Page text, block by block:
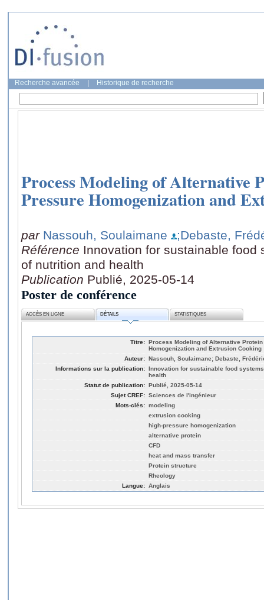
Recherche avancée Historique de recherche
Process Modeling of Alternative
Pressure Homogenization and
par Nassouh, Soulaimane
;Debaste,
Référence Innovation for sustainable food
of nutrition and health
Publication Publié, 2025-05-14
Poster de conférence
ACCÈS EN LIGNE DÉTAILS STATISTIQUES
Titre: Process Modeling of Alternative
Homogenization and Extrusion Cooking
Auteur: Nassouh, Soulaimane; Debaste,
Informations sur la publication: Innovation for sustainable food
health
Statut de publication: Publié, 2025-05-14
Sujet CREF: Sciences de l'ingénieur
Mots-clés: modeling
extrusion cooking
high-pressure homogenization
alternative protein
CFD
heat and mass transfer
Protein structure
Rheology
Langue: Anglais